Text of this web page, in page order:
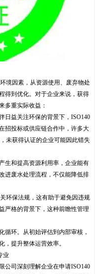
境因素，从资源使用、废弃物处
得到优化。对于企业来说，获得
多重实际收益：
日益关注环保的背景下，ISO140
招投标或供应链合作中，许多大
未获得认证的企业可能因此错失
生和提高资源利用率，企业能有
进废水处理流程，不仅能降低排
环保法规，这有助于避免因违规
严格的背景下，这种前瞻性管理
循环。从初始评估到内部审核，
，提升整体运营效率。
业
公司深刻理解企业在申请ISO140